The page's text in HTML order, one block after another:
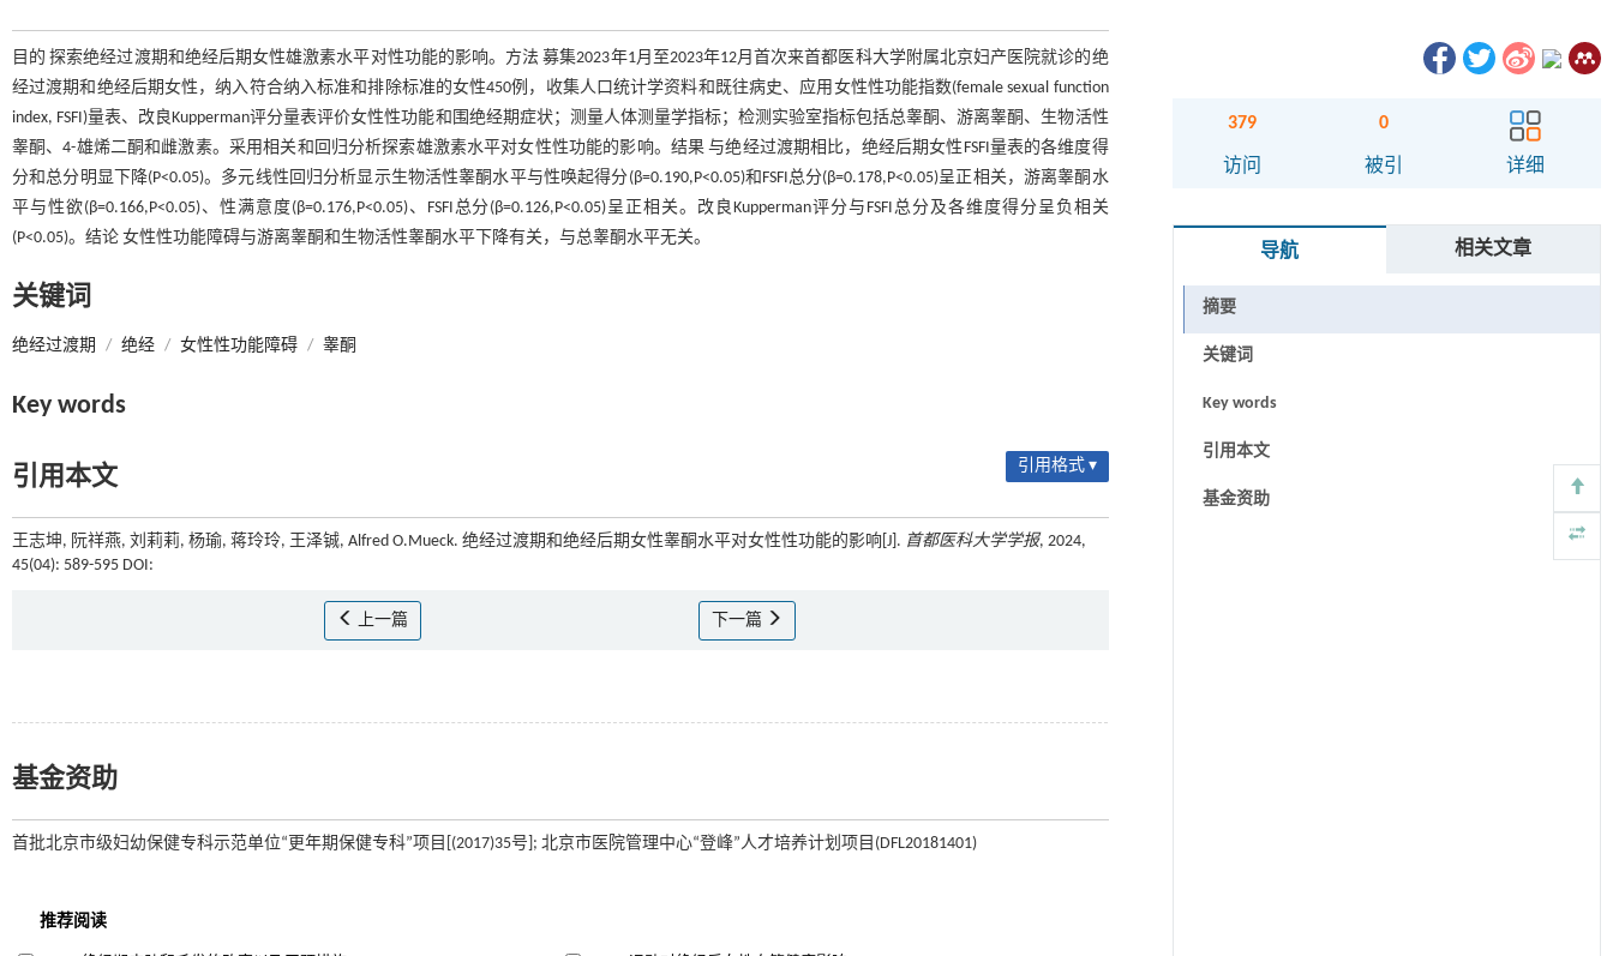
目的 探索绝经过渡期和绝经后期女性雄激素水平对性功能的影响。方法 募集2023年1月至2023年12月首次来首都医科大学附属北京妇产医院就诊的绝
经过渡期和绝经后期女性，纳入符合纳入标准和排除标准的女性450例，收集人口统计学资料和既往病史、应用女性性功能指数(female sexual function
index, FSFI)量表、改良Kupperman评分量表评价女性性功能和围绝经期症状；测量人体测量学指标；检测实验室指标包括总睾酮、游离睾酮、生物活性
睾酮、4-雄烯二酮和雌激素。采用相关和回归分析探索雄激素水平对女性性功能的影响。结果 与绝经过渡期相比，绝经后期女性FSFI量表的各维度得
分和总分明显下降(P<0.05)。多元线性回归分析显示生物活性睾酮水平与性唤起得分(β=0.190,P<0.05)和FSFI总分(β=0.178,P<0.05)呈正相关，游离睾酮水
平与性欲(β=0.166,P<0.05)、性满意度(β=0.176,P<0.05)、FSFI总分(β=0.126,P<0.05)呈正相关。改良Kupperman评分与FSFI总分及各维度得分呈负相关
(P<0.05)。结论 女性性功能障碍与游离睾酮和生物活性睾酮水平下降有关，与总睾酮水平无关。
关键词
绝经过渡期 / 绝经 / 女性性功能障碍 / 睾酮
Key words
引用本文 引用格式 ▾
王志坤, 阮祥燕, 刘莉莉, 杨瑜, 蒋玲玲, 王泽铖, Alfred O.Mueck. 绝经过渡期和绝经后期女性睾酮水平对女性性功能的影响[J]. 首都医科大学学报, 2024,
45(04): 589-595 DOI:
上一篇 下一篇
基金资助
首批北京市级妇幼保健专科示范单位“更年期保健专科”项目[(2017)35号]; 北京市医院管理中心“登峰”人才培养计划项目(DFL20181401)
379
访问
0
被引 详细
导航 相关文章
摘要
关键词
Key words
引用本文
基金资助